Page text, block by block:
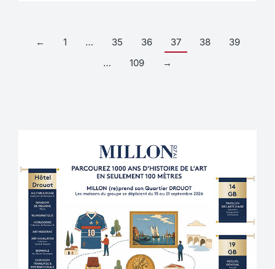
← 1 … 35 36 37 38
39
…
109 →